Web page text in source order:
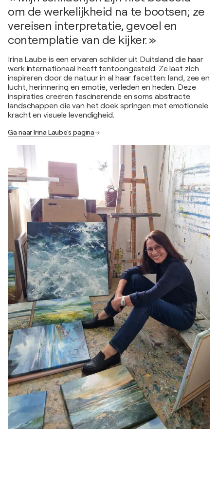
om de werkelijkheid na te bootsen; ze
vereisen interpretatie, gevoel en
contemplatie van de kijker. »
Irina Laube is een ervaren schilder uit Duitsland die haar
werk internationaal heeft tentoongesteld. Ze laat zich
inspireren door de natuur in al haar facetten: land, zee en
lucht, herinnering en emotie, verleden en heden. Deze
inspiraties creëren fascinerende en soms abstracte
landschappen die van het doek springen met emotionele
kracht en visuele levendigheid.
Ga naar Irina Laube's pagina